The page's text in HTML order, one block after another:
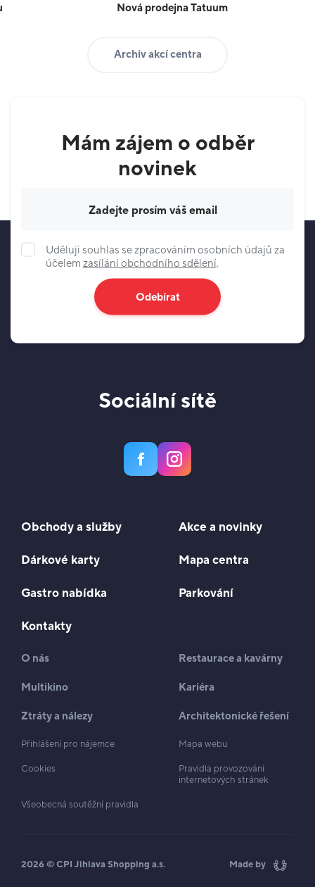
Nová prodejna Tatuum
Archiv akcí centra
Mám zájem o odběr
novinek
Uděluji souhlas se zpracováním osobních údajů za
účelem zasílání obchodního sdělení.
Odebírat
Sociální sítě
Obchody a služby Akce a novinky
Dárkové karty Mapa centra
Gastro nabídka Parkování
Kontakty
O nás Restaurace a kavárny
Multikino Kariéra
Ztráty a nálezy Architektonické řešení
Přihlášení pro nájemce Mapa webu
Cookies
Pravidla provozování
internetových stránek
Všeobecná soutěžní pravidla
2026 © CPI Jihlava Shopping a.s. Made by